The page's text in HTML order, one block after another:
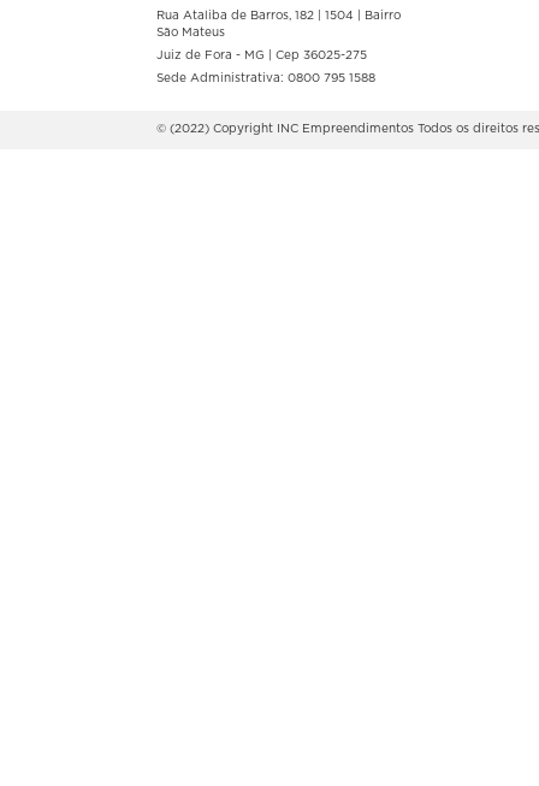
Rua Ataliba de Barros, 182 | 1504 | Bairro
São Mateus
Juiz de Fora - MG | Cep 36025-275
Sede Administrativa: 0800 795 1588
© (2022) Copyright INC Empreendimentos Todos os direitos